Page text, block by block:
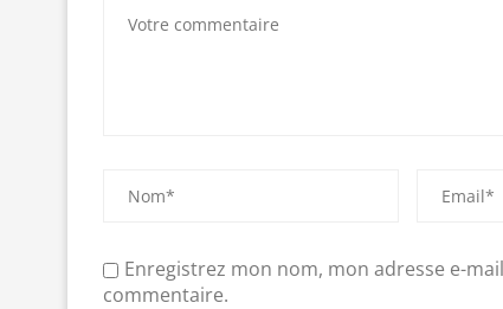
Enregistrez mon nom, mon adresse e-
commentaire.